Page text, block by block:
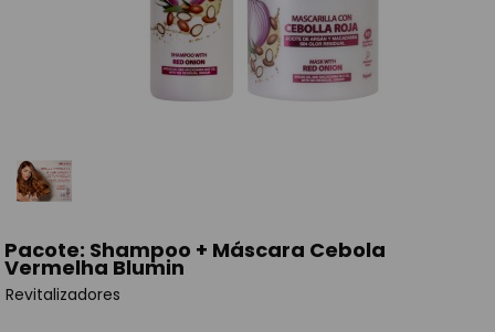
Pacote: Shampoo + Máscara Cebola
Vermelha Blumin
Revitalizadores